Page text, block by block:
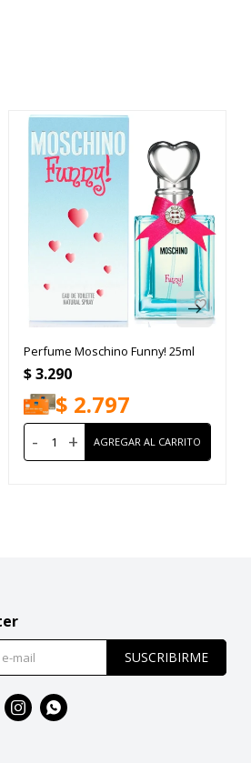
Perfume Moschino Funny! 25ml
$3.290
$ 2.797
- +
SUSCRIBIRME
 